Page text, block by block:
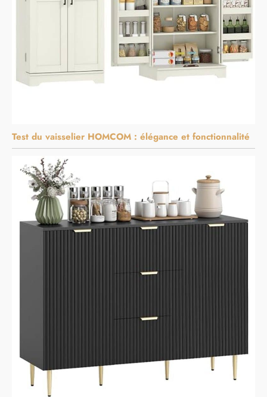
Test du vaisselier HOMCOM : élégance et fonctionnalité